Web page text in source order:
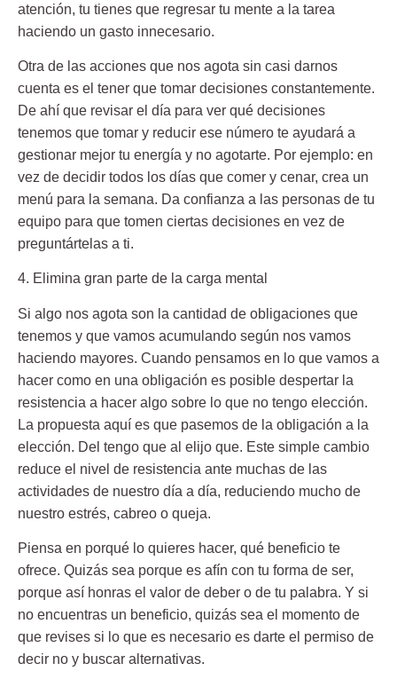
atención, tu tienes que regresar tu mente a la tarea
haciendo un gasto innecesario.
Otra de las acciones que nos agota sin casi darnos
cuenta es el tener que tomar decisiones constantemente.
De ahí que revisar el día para ver qué decisiones
tenemos que tomar y reducir ese número te ayudará a
gestionar mejor tu energía y no agotarte. Por ejemplo: en
vez de decidir todos los días que comer y cenar, crea un
menú para la semana. Da confianza a las personas de tu
equipo para que tomen ciertas decisiones en vez de
preguntártelas a ti.
4. Elimina gran parte de la carga mental
Si algo nos agota son la cantidad de obligaciones que
tenemos y que vamos acumulando según nos vamos
haciendo mayores. Cuando pensamos en lo que vamos a
hacer como en una obligación es posible despertar la
resistencia a hacer algo sobre lo que no tengo elección.
La propuesta aquí es que pasemos de la obligación a la
elección. Del tengo que al elijo que. Este simple cambio
reduce el nivel de resistencia ante muchas de las
actividades de nuestro día a día, reduciendo mucho de
nuestro estrés, cabreo o queja.
Piensa en porqué lo quieres hacer, qué beneficio te
ofrece. Quizás sea porque es afín con tu forma de ser,
porque así honras el valor de deber o de tu palabra. Y si
no encuentras un beneficio, quizás sea el momento de
que revises si lo que es necesario es darte el permiso de
decir no y buscar alternativas.